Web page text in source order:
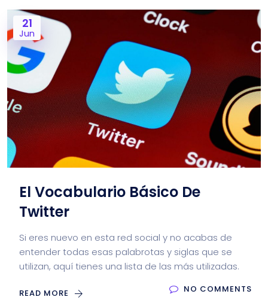
21
Jun
El Vocabulario Básico De
Twitter
Si eres nuevo en esta red social y no acabas de
entender todas esas palabrotas y siglas que se
utilizan, aquí tienes una lista de las más utilizadas.
READ MORE NO COMMENTS